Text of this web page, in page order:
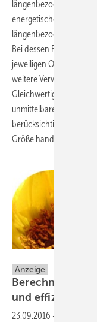
längenbezogenen
energetische
längenbezogene
Bei dessen Berechnung
jeweiligen Oberflächen
weitere Verwendung
unmittelbaren
berücksichtigen, ob es
Größe handelt.
Anzeige
Berechnen Sie
und effizient
23.09.2016 -